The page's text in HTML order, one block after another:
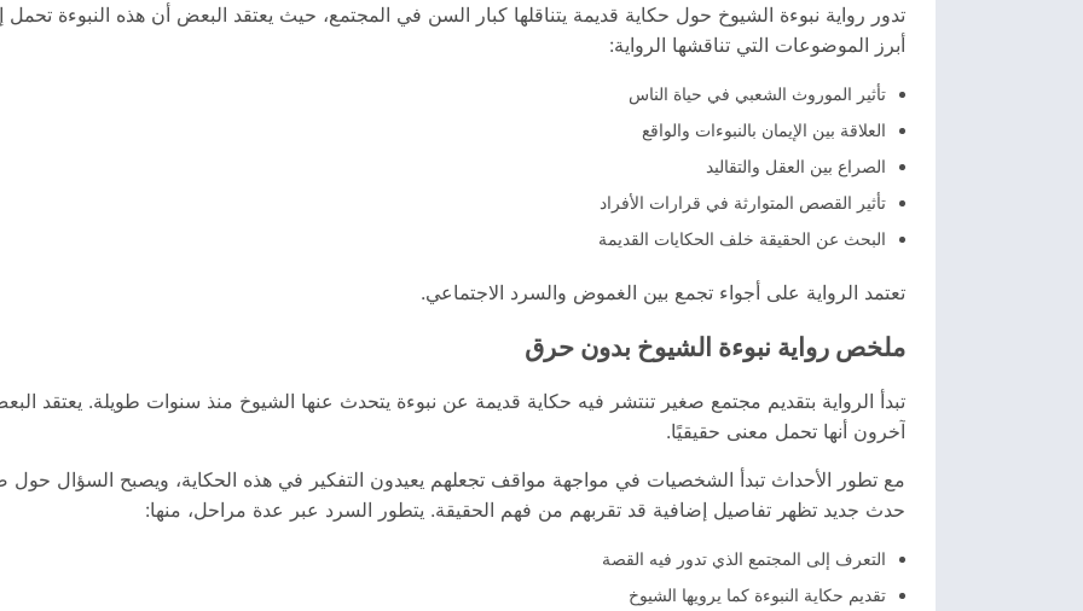
تدور رواية نبوءة الشيوخ حول حكاية قديمة يتناقلها كبار السن في المجتمع، حيث يعتقد البعض أن هذه النبوءة
أبرز الموضوعات التي تناقشها الرواية:
تأثير الموروث الشعبي في حياة الناس
العلاقة بين الإيمان بالنبوءات والواقع
الصراع بين العقل والتقاليد
تأثير القصص المتوارثة في قرارات الأفراد
البحث عن الحقيقة خلف الحكايات القديمة
تعتمد الرواية على أجواء تجمع بين الغموض والسرد الاجتماعي.
ملخص رواية نبوءة الشيوخ بدون حرق
تبدأ الرواية بتقديم مجتمع صغير تنتشر فيه حكاية قديمة عن نبوءة يتحدث عنها الشيوخ منذ سنوات طويلة. يعتقد
آخرون أنها تحمل معنى حقيقيًا.
مع تطور الأحداث تبدأ الشخصيات في مواجهة مواقف تجعلهم يعيدون التفكير في هذه الحكاية، ويصبح السؤال حول
حدث جديد تظهر تفاصيل إضافية قد تقربهم من فهم الحقيقة. يتطور السرد عبر عدة مراحل، منها:
التعرف إلى المجتمع الذي تدور فيه القصة
تقديم حكاية النبوءة كما يرويها الشيوخ